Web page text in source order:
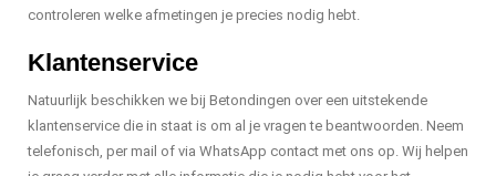
controleren welke afmetingen je precies nodig hebt.
Klantenservice
Natuurlijk beschikken we bij Betondingen over een uitstekende
klantenservice die in staat is om al je vragen te beantwoorden. Neem
telefonisch, per mail of via WhatsApp contact met ons op. Wij helpen